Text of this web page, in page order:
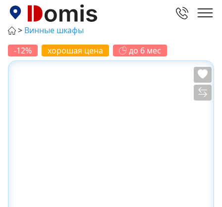
Винные шкафы
-12%
хорошая цена до 6 мес